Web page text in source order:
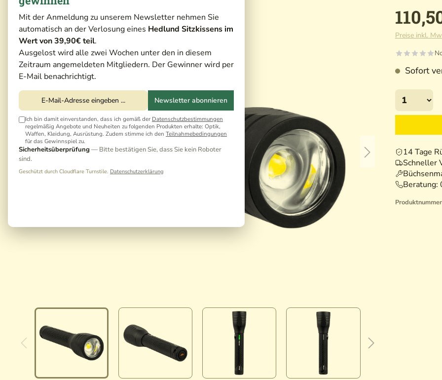
Mit der Anmeldung zu unserem Newsletter nehmen Sie
automatisch an der Verlosung eines Hedlund Sitzkissens im
Wert von 39,90€ teil.
Ausgelost wird alle zwei Wochen unter den in diesem
Zeitraum angemeldeten Mitgliedern. Der Gewinner wird per
E-Mail benachrichtigt.
Newsletter abonnieren
Ich bin damit einverstanden, dass ich gemäß der Datenschutzbestimmungen
regelmäßig Angebote und Neuheiten zu folgenden Produkten erhalte: Optik,
Waffen, Kleidung, Ausrüstung. Zudem stimme ich den Teilnahmebedingungen
für das Gewinnspiel zu.
Sicherheitsüberprüfung — Bitte bestätigen Sie, dass Sie kein Roboter
sind.
Geschützt durch Cloudflare Turnstile. Datenschutzerklärung
Preise inkl.
Sofort
14 Tage
Schneller
Beratung: